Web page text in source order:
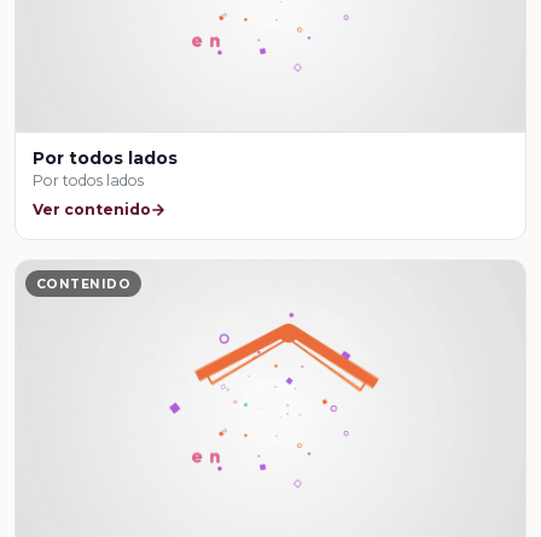
Por todos lados
Por todos lados
Ver contenido
CONTENIDO